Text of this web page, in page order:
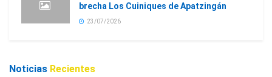
brecha Los Cuiniques de Apatzingán
23/07/2026
Noticias Recientes